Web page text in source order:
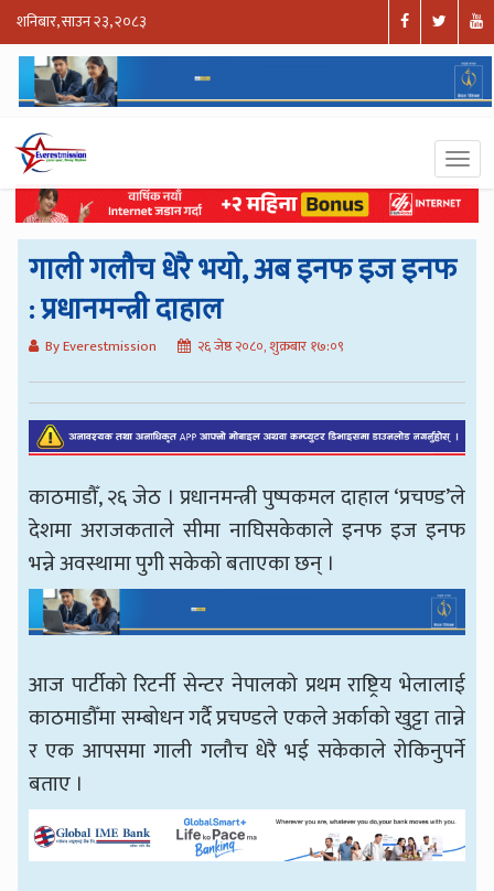
शनिबार, साउन २३, २०८३
गाली गलौच धेरै भयो, अब इनफ इज इनफ
: प्रधानमन्त्री दाहाल
By Everestmission २६ जेष्ठ २०८०, शुक्रबार १७:०९
काठमाडौँ, २६ जेठ । प्रधानमन्त्री पुष्पकमल दाहाल ‘प्रचण्ड’ले
देशमा अराजकताले सीमा नाघिसकेकाले इनफ इज इनफ
भन्ने अवस्थामा पुगी सकेको बताएका छन् ।
आज पार्टीको रिटर्नी सेन्टर नेपालको प्रथम राष्ट्रिय भेलालाई
काठमाडौँमा सम्बोधन गर्दै प्रचण्डले एकले अर्काको खुट्टा तान्ने
र एक आपसमा गाली गलौच धेरै भई सकेकाले रोकिनुपर्ने
बताए ।